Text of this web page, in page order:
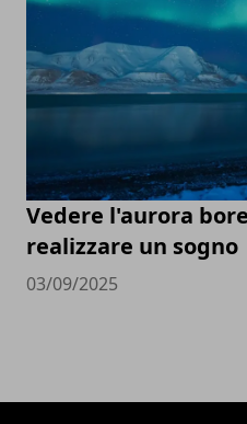
Vedere l'aurora
realizzare un sogno
03/09/2025